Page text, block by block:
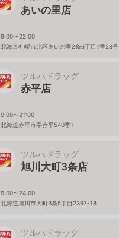
あいの里店
9:00〜22:00
北海道札幌市北区あいの里2条6丁目1番28号
ツルハドラッグ
赤平店
9:00〜21:00
北海道赤平市字赤平540番1
ツルハドラッグ
旭川大町3条店
9:00〜24:00
北海道旭川市大町3条5丁目2397-18
ツルハドラッグ